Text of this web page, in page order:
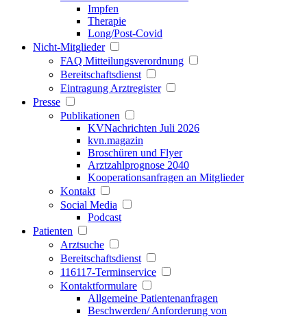
Impfen
Therapie
Long/Post-Covid
Nicht-Mitglieder
FAQ Mitteilungsverordnung
Bereitschaftsdienst
Eintragung Arztregister
Presse
Publikationen
KVNachrichten Juli 2026
kvn.magazin
Broschüren und Flyer
Arztzahlprognose 2040
Kooperationsanfragen an Mitglieder
Kontakt
Social Media
Podcast
Patienten
Arztsuche
Bereitschaftsdienst
116117-Terminservice
Kontaktformulare
Allgemeine Patientenanfragen
Beschwerden/ Anforderung von